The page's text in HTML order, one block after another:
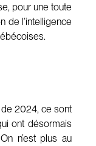
pour une toute
de l’intelligence
de 2024, ce sont
ont désormais
n’est plus au